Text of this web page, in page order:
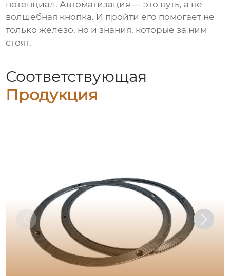
потенциал. Автоматизация — это путь, а не
волшебная кнопка. И пройти его помогает не
только железо, но и знания, которые за ним
стоят.
Соответствующая
Продукция